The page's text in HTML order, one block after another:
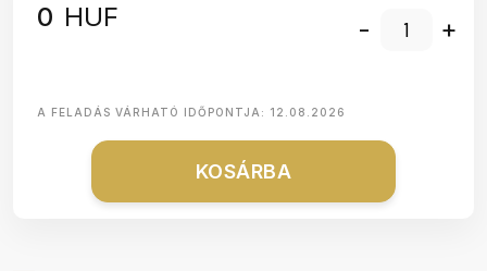
0 HUF - +
A FELADÁS VÁRHATÓ IDŐPONTJA: 12.08.2026
KOSÁRBA